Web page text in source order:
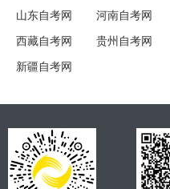
山东自考网 河南自考网
西藏自考网 贵州自考网
新疆自考网